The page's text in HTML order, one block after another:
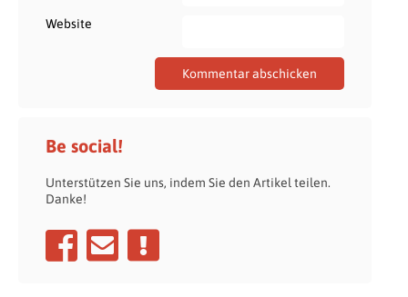
Website
Be social!
Unterstützen Sie uns, indem Sie den Artikel teilen.
Danke!